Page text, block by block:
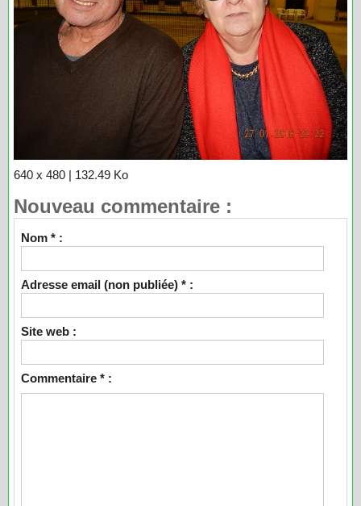
640 x 480 | 132.49 Ko
Nouveau commentaire :
Nom * :
Adresse email (non publiée) * :
Site web :
Commentaire * :